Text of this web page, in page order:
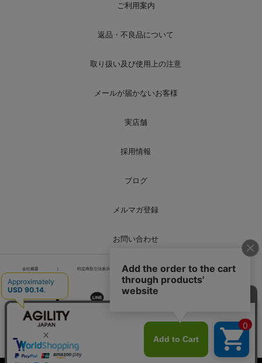
ご利用案内
返品・不良品について
取り扱い及び使用上の注意
メールが届かないお客様
実店舗
採用情報
ブログ
メルマガ登録
お問い合わせ
会社概要 | 特定商取引法表示 | 個人情報の取り扱い | サイトマップ